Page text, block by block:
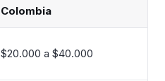
Colombia
$20.000 a $40.000